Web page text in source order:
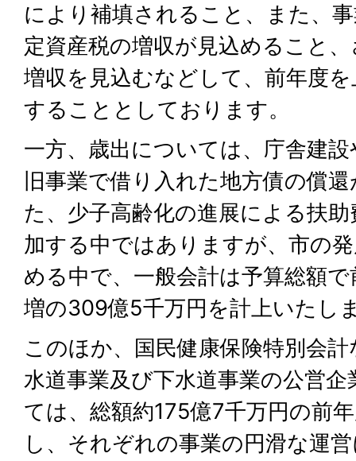
により補填されること、また、
定資産税の増収が見込めること
増収を見込むなどして、前年度
することとしております。
一方、歳出については、庁舎建
旧事業で借り入れた地方債の償
た、少子高齢化の進展による扶
加する中ではありますが、市の
める中で、一般会計は予算総額
増の309億5千万円を計上いたし
このほか、国民健康保険特別会
水道事業及び下水道事業の公営
ては、総額約175億7千万円の前
し、それぞれの事業の円滑な運